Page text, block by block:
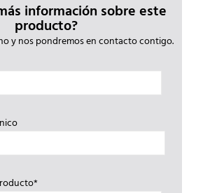
información sobre este
producto?
y nos pondremos en contacto contigo.